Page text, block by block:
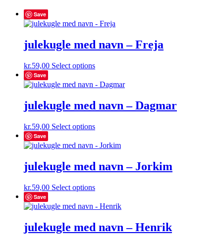
Save
julekugle med navn – Freja
kr.59,00 Select options
Save
julekugle med navn – Dagmar
kr.59,00 Select options
Save
julekugle med navn – Jorkim
kr.59,00 Select options
Save
julekugle med navn – Henrik